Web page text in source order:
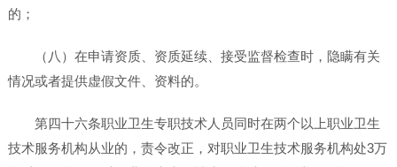
的；
（八）在申请资质、资质延续、接受监督检查时，隐瞒有关
情况或者提供虚假文件、资料的。
第四十六条职业卫生专职技术人员同时在两个以上职业卫生
技术服务机构从业的，责令改正，对职业卫生技术服务机构处3万